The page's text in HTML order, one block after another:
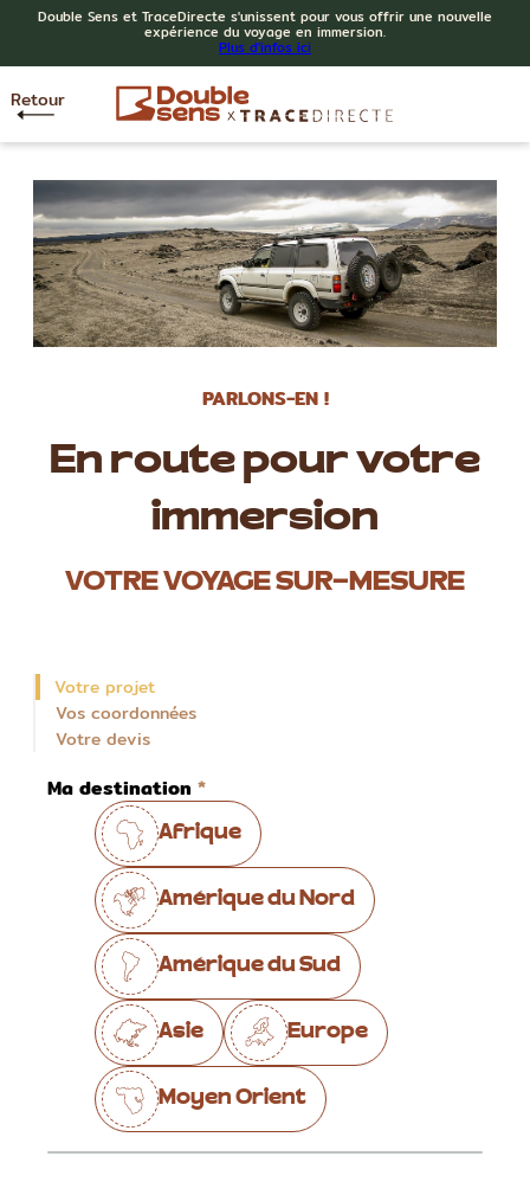
Double Sens et TraceDirecte s'unissent pour vous offrir une nouvelle
expérience du voyage en immersion.
Plus d'infos ici
Retour
PARLONS-EN !
En route pour votre
immersion
VOTRE VOYAGE SUR-MESURE
Votre projet
Vos coordonnées
Votre devis
Ma destination
Afrique
Amérique du Nord
Amérique du Sud
Asie Europe
Moyen Orient